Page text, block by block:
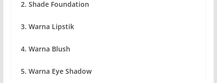
2. Shade Foundation
3. Warna Lipstik
4. Warna Blush
5. Warna Eye Shadow